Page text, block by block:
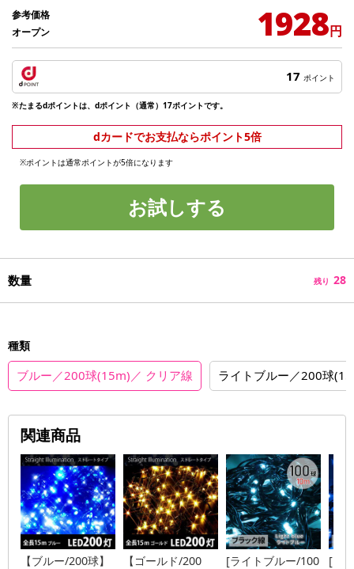
参考価格
オープン
1928円
17 ポイント
※たまるdポイントは、dポイント（通常）17ポイントです。
dカードでお支払ならポイント5倍
※ポイントは通常ポイントが5倍になります
お試しする
数量 残り 28
種類
ブルー／200球(15m)／ クリア線 ライトブルー／200球
関連商品
【ブルー/200球】
【ゴールド/200
[ライトブルー/100
[ブ